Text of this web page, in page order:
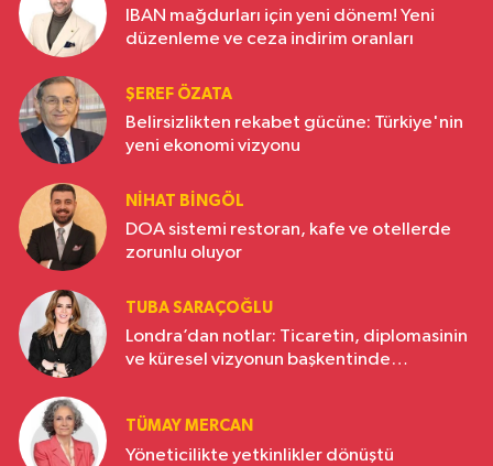
IBAN mağdurları için yeni dönem! Yeni
düzenleme ve ceza indirim oranları
ŞEREF ÖZATA
Belirsizlikten rekabet gücüne: Türkiye'nin
yeni ekonomi vizyonu
NIHAT BINGÖL
DOA sistemi restoran, kafe ve otellerde
zorunlu oluyor
TUBA SARAÇOĞLU
Londra’dan notlar: Ticaretin, diplomasinin
ve küresel vizyonun başkentinde
TÜMAY MERCAN
Yöneticilikte yetkinlikler dönüştü